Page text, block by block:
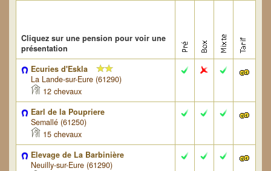
Cliquez sur une pension pour voir une
présentation
Ecuries d'Eskla
La Lande-sur-Eure (61290)
12 chevaux
Earl de la Poupriere
Semallé (61250)
15 chevaux
Elevage de La Barbinière
Neuilly-sur-Eure (61290)